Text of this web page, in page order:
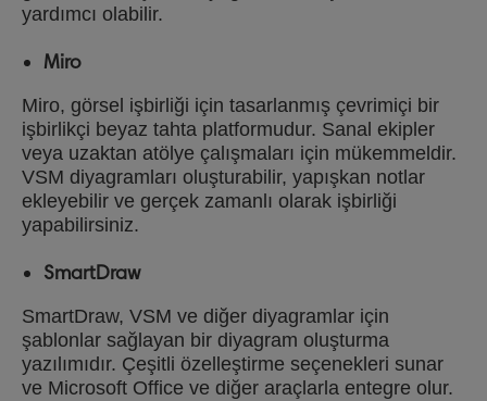
yardımcı olabilir.
Miro
Miro, görsel işbirliği için tasarlanmış çevrimiçi bir
işbirlikçi beyaz tahta platformudur. Sanal ekipler
veya uzaktan atölye çalışmaları için mükemmeldir.
VSM diyagramları oluşturabilir, yapışkan notlar
ekleyebilir ve gerçek zamanlı olarak işbirliği
yapabilirsiniz.
SmartDraw
SmartDraw, VSM ve diğer diyagramlar için
şablonlar sağlayan bir diyagram oluşturma
yazılımıdır. Çeşitli özelleştirme seçenekleri sunar
ve Microsoft Office ve diğer araçlarla entegre olur.